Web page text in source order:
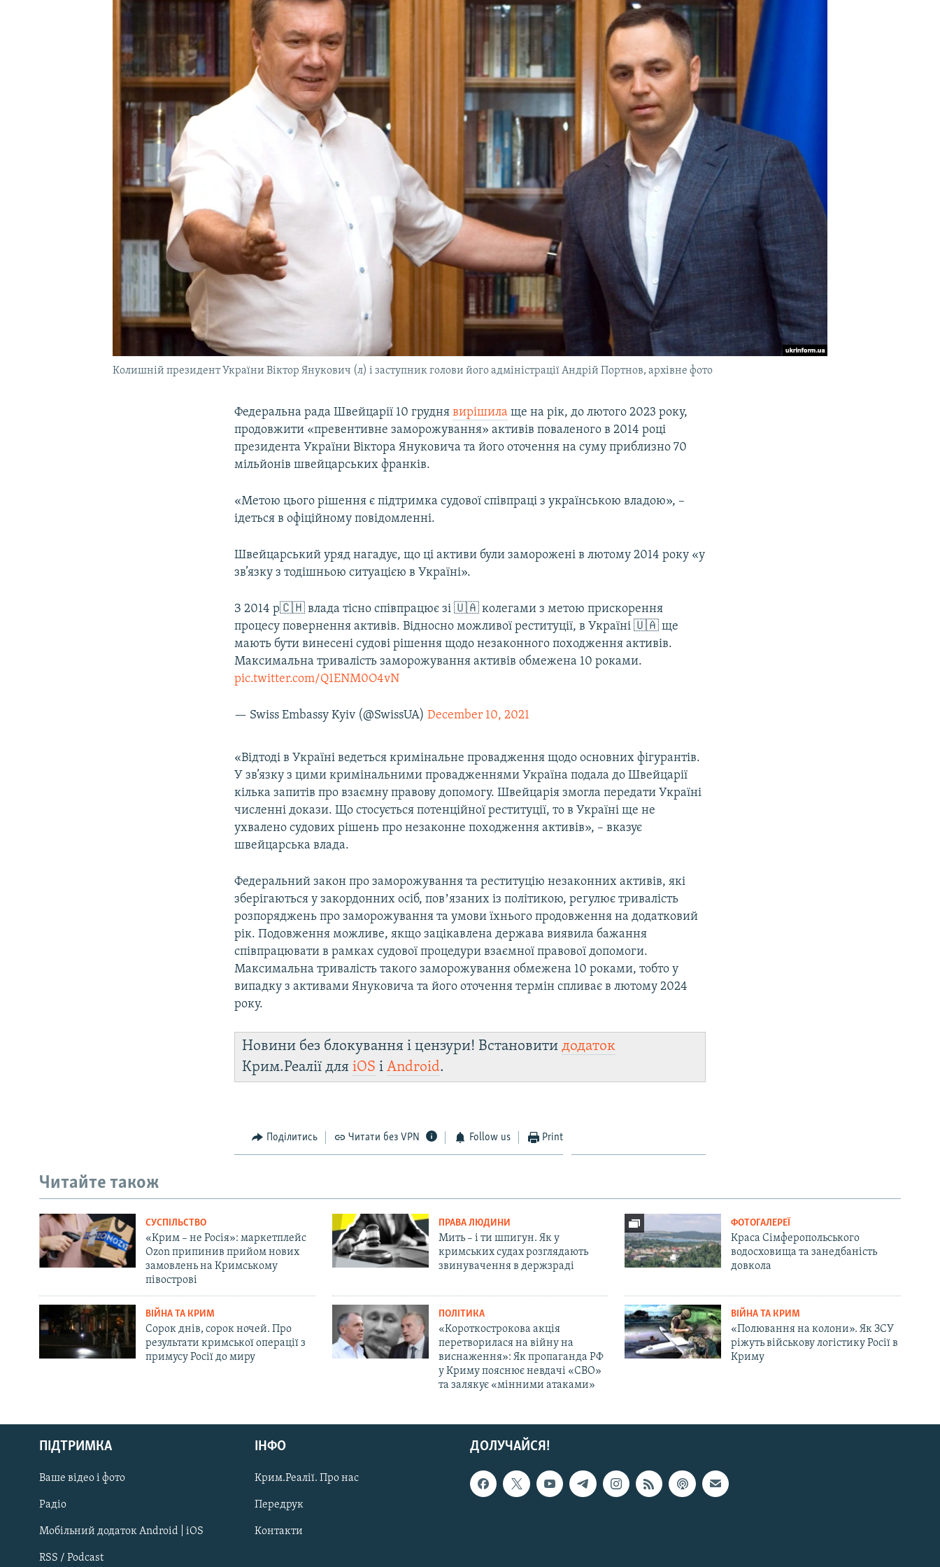
УКРАЇНСЬКА ПРОБЛЕМА КРИМУ
Русский
Qırımtatar
ДОЛУЧАЙСЯ!
Колишній президент України Віктор Янукович (л) і заступник голови його адміністрації Андрій Портнов, архівне фото
Федеральна рада Швейцарії 10 груднявирішила ще на рік, до лютого 2023 року,
продовжити «превентивне заморожування» активів поваленого в 2014 році
президента України Віктора Януковича та його оточення на суму приблизно 70
мільйонів швейцарських франків.
«Метою цього рішення є підтримка судової співпраці з українською владою», –
ідеться в офіційному повідомленні.
Швейцарський уряд нагадує, що ці активи були заморожені в лютому 2014 року «у
зв’язку з тодішньою ситуацією в Україні».
З 2014 р🇨🇭 влада тісно співпрацює зі 🇺🇦 колегами з метою прискорення
процесу повернення активів. Відносно можливої реституції, в Україні 🇺🇦 ще
мають бути винесені судові рішення щодо незаконного походження активів.
Максимальна тривалість заморожування активів обмежена 10 роками.
pic.twitter.com/Q1ENM0O4vN
— Swiss Embassy Kyiv (@SwissUA)December 10, 2021
«Відтоді в Україні ведеться кримінальне провадження щодо основних фігурантів.
У зв’язку з цими кримінальними провадженнями Україна подала до Швейцарії
кілька запитів про взаємну правову допомогу. Швейцарія змогла передати Україні
численні докази. Що стосується потенційної реституції, то в Україні ще не
ухвалено судових рішень про незаконне походження активів», – вказує
швейцарська влада.
Федеральний закон про заморожування та реституцію незаконних активів, які
зберігаються у закордонних осіб, повʼязаних із політикою, регулює тривалість
розпоряджень про заморожування та умови їхнього продовження на додатковий
рік. Подовження можливе, якщо зацікавлена держава виявила бажання
співпрацювати в рамках судової процедури взаємної правової допомоги.
Максимальна тривалість такого заморожування обмежена 10 роками, тобто у
випадку з активами Януковича та його оточення термін спливає в лютому 2024
року.
Новини без блокування і цензури! Встановитидодаток
Крим.Реалії дляiOS іAndroid.
Поділитись Читати без VPN Follow us Print
Читайте також
СУСПІЛЬСТВО
«Крим – не Росія»: маркетплейс
Ozon припинив прийом нових
замовлень на Кримському
півострові
ПРАВА ЛЮДИНИ
Мить – і ти шпигун. Як у
кримських судах розглядають
звинувачення в держзраді
ФОТОГАЛЕРЕЇ
Краса Сімферопольського
водосховища та занедбаність
довкола
ВІЙНА ТА КРИМ
Сорок днів, сорок ночей. Про
результати кримської операції з
примусу Росії до миру
ПОЛІТИКА
«Короткострокова акція
перетворилася на війну на
виснаження»: Як пропаганда РФ
у Криму пояснює невдачі «СВО»
та залякує «мінними атаками»
ВІЙНА ТА КРИМ
«Полювання на колони». Як ЗСУ
ріжуть військову логістику Росії в
Криму
ДОЛУЧАЙСЯ!
ПІДТРИМКА
Ваше відео і фото
Радіо
Мобільний додаток Android | iOS
RSS / Podcast
ІНФО
Крим.Реалії. Про нас
Передрук
Контакти